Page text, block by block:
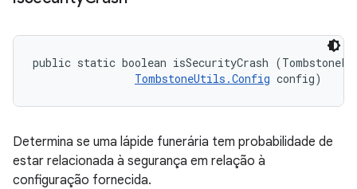
public static boolean isSecurityCrash
TombstoneUtils.Config config)
Determina se uma lápide funerária tem probabilidade de
estar relacionada à segurança em relação à
configuração fornecida.